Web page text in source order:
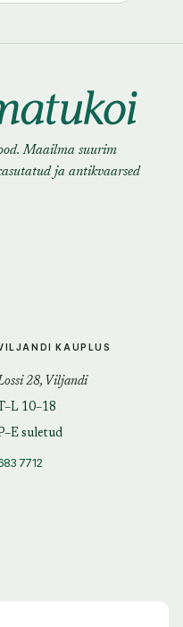
Maailma suurim
ja antikvaarsed
KAUPLUS
28, Viljandi
T–L 10–18
suletud
7712